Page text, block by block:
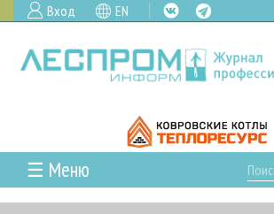
Вход EN
☰ Меню
ГЛАВНАЯ